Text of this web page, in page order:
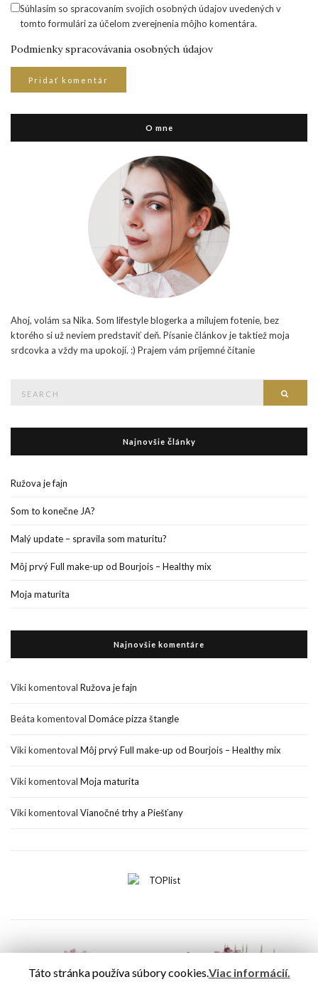
Súhlasím so spracovaním svojich osobných údajov uvedených v
tomto formulári za účelom zverejnenia môjho komentára.
Podmienky spracovávania osobných údajov
O mne
Ahoj, volám sa Nika. Som lifestyle blogerka a milujem fotenie, bez
ktorého si už neviem predstaviť deň. Písanie článkov je taktiež moja
srdcovka a vždy ma upokojí. :) Prajem vám príjemné čítanie
Najnovšie články
Ružova je fajn
Som to konečne JA?
Malý update – spravila som maturitu?
Môj prvý Full make-up od Bourjois – Healthy mix
Moja maturita
Najnovšie komentáre
Vikikomentoval Ružova je fajn
Beáta komentoval Domáce pizza štangle
Vikikomentoval Môj prvý Full make-up od Bourjois – Healthy mix
Vikikomentoval Moja maturita
Vikikomentoval Vianočné trhy a Piešťany
Táto stránka používa súbory cookies.Viac informácií.